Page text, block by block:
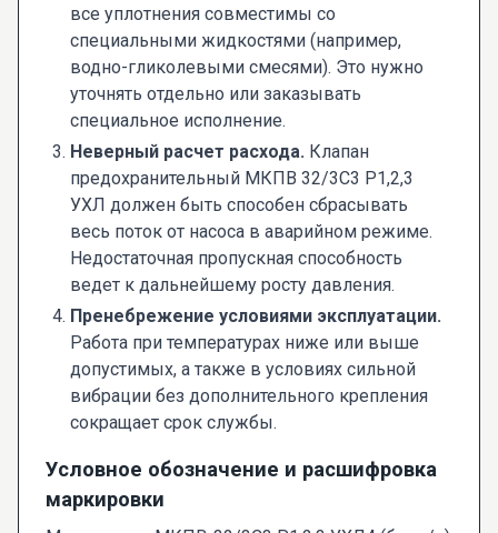
все уплотнения совместимы со
специальными жидкостями (например,
водно-гликолевыми смесями). Это нужно
уточнять отдельно или заказывать
специальное исполнение.
Неверный расчет расхода. Клапан
предохранительный МКПВ 32/3С3 Р1,2,3
УХЛ должен быть способен сбрасывать
весь поток от насоса в аварийном режиме.
Недостаточная пропускная способность
ведет к дальнейшему росту давления.
Пренебрежение условиями эксплуатации.
Работа при температурах ниже или выше
допустимых, а также в условиях сильной
вибрации без дополнительного крепления
сокращает срок службы.
Условное обозначение и расшифровка
маркировки